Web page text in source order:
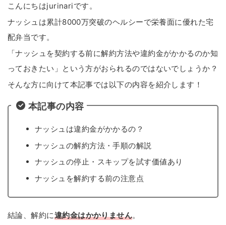
こんにちはjurinariです。
ナッシュは累計8000万突破のヘルシーで栄養面に優れた宅
配弁当です。
「ナッシュを契約する前に解約方法や違約金がかかるのか知
っておきたい」という方がおられるのではないでしょうか？
そんな方に向けて本記事では以下の内容を紹介します！
本記事の内容
ナッシュは違約金がかかるの？
ナッシュの解約方法・手順の解説
ナッシュの停止・スキップを試す価値あり
ナッシュを解約する前の注意点
結論、解約に違約金はかかりません。